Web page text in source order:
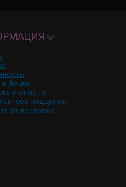
и Акции
и оплата
подделок
доставка